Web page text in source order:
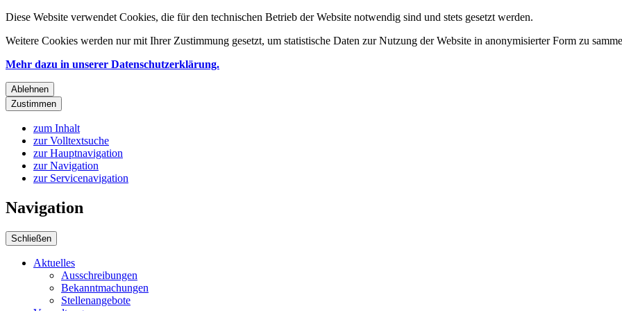
Diese Website verwendet Cookies, die für den technischen Betrieb der Website notwendig sind und stets gesetzt werden.
Weitere Cookies werden nur mit Ihrer Zustimmung gesetzt, um statistische Daten zur Nutzung der Website in anonymisierter Form zu
Mehr dazu in unserer Datenschutzerklärung.
Ablehnen
Zustimmen
zum Inhalt
zur Volltextsuche
zur Hauptnavigation
zur Navigation
zur Servicenavigation
Navigation
Schließen
Aktuelles
Ausschreibungen
Bekanntmachungen
Stellenangebote